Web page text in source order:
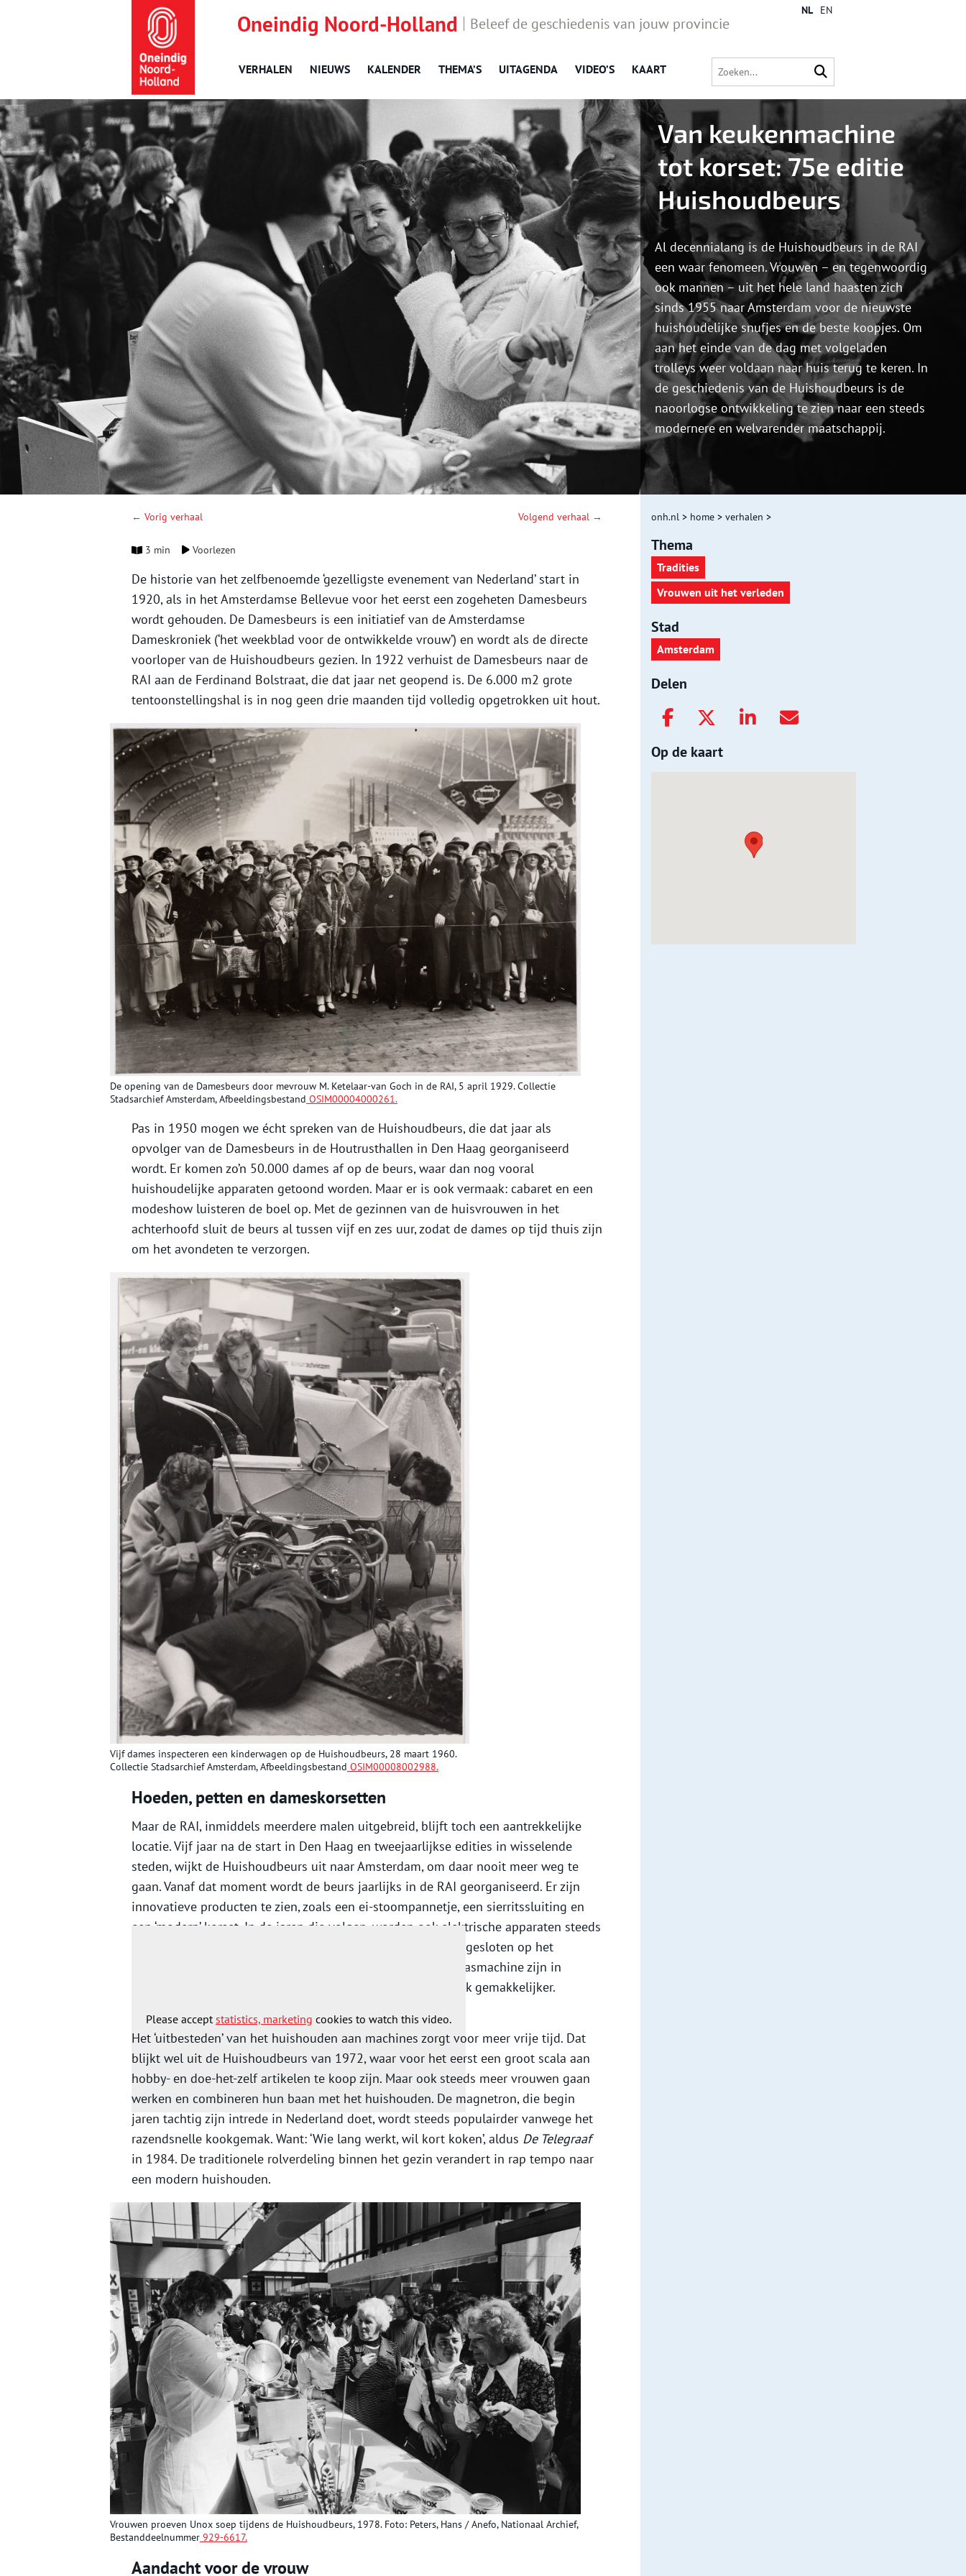
Oneindig Noord-Holland Beleef de geschiedenis van jouw provincie
VERHALEN NIEUWS KALENDER THEMA’S UITAGENDA VIDEO’S KAART
NL EN
Van keukenmachine
tot korset: 75e editie
Huishoudbeurs
Al decennialang is de Huishoudbeurs in de RAI
een waar fenomeen. Vrouwen – en tegenwoordig
ook mannen – uit het hele land haasten zich
sinds 1955 naar Amsterdam voor de nieuwste
huishoudelijke snufjes en de beste koopjes. Om
aan het einde van de dag met volgeladen
trolleys weer voldaan naar huis terug te keren. In
de geschiedenis van de Huishoudbeurs is de
naoorlogse ontwikkeling te zien naar een steeds
modernere en welvarender maatschappij.
← Vorig verhaal Volgend verhaal →
3 min Voorlezen
De historie van het zelfbenoemde ‘gezelligste evenement van Nederland’ start in
1920, als in het Amsterdamse Bellevue voor het eerst een zogeheten Damesbeurs
wordt gehouden. De Damesbeurs is een initiatief van de Amsterdamse
Dameskroniek (‘het weekblad voor de ontwikkelde vrouw’) en wordt als de directe
voorloper van de Huishoudbeurs gezien. In 1922 verhuist de Damesbeurs naar de
RAI aan de Ferdinand Bolstraat, die dat jaar net geopend is. De 6.000 m2 grote
tentoonstellingshal is in nog geen drie maanden tijd volledig opgetrokken uit hout.
De opening van de Damesbeurs door mevrouw M. Ketelaar-van Goch in de RAI, 5 april 1929. Collectie
Stadsarchief Amsterdam,Afbeeldingsbestand OSIM00004000261.
Pas in 1950 mogen we écht spreken van de Huishoudbeurs, die dat jaar als
opvolger van de Damesbeurs in de Houtrusthallen in Den Haag georganiseerd
wordt. Er komen zo’n 50.000 dames af op de beurs, waar dan nog vooral
huishoudelijke apparaten getoond worden. Maar er is ook vermaak: cabaret en een
modeshow luisteren de boel op. Met de gezinnen van de huisvrouwen in het
achterhoofd sluit de beurs al tussen vijf en zes uur, zodat de dames op tijd thuis zijn
om het avondeten te verzorgen.
Vijf dames inspecteren een kinderwagen op de Huishoudbeurs, 28 maart 1960.
Collectie Stadsarchief Amsterdam,Afbeeldingsbestand OSIM00008002988.
Hoeden, petten en dameskorsetten
Maar de RAI, inmiddels meerdere malen uitgebreid, blijft toch een aantrekkelijke
locatie. Vijf jaar na de start in Den Haag en tweejaarlijkse edities in wisselende
steden, wijkt de Huishoudbeurs uit naar Amsterdam, om daar nooit meer weg te
gaan. Vanaf dat moment wordt de beurs jaarlijks in de RAI georganiseerd. Er zijn
innovatieve producten te zien, zoals een ei-stoompannetje, een sierritssluiting en
een ‘modern’ korset. In de jaren die volgen, worden ook elektrische apparaten steeds
populairder. Het aantal Nederlandse huishoudens dat is aangesloten op het
stroomnetwerk groeit en apparaten zoals de ijskast en de wasmachine zijn in
opkomst. Ze maken het leven van veel huisvrouwen een stuk gemakkelijker.
Please acceptstatistics, marketing cookies to watch this video.
Het ‘uitbesteden’ van het huishouden aan machines zorgt voor meer vrije tijd. Dat
blijkt wel uit de Huishoudbeurs van 1972, waar voor het eerst een groot scala aan
hobby- en doe-het-zelf artikelen te koop zijn. Maar ook steeds meer vrouwen gaan
werken en combineren hun baan met het huishouden. De magnetron, die begin
jaren tachtig zijn intrede in Nederland doet, wordt steeds populairder vanwege het
razendsnelle kookgemak. Want: ‘Wie lang werkt, wil kort koken’, aldus De Telegraaf
in 1984. De traditionele rolverdeling binnen het gezin verandert in rap tempo naar
een modern huishouden.
Vrouwen proeven Unox soep tijdens de Huishoudbeurs, 1978. Foto: Peters, Hans / Anefo, Nationaal Archief,
Bestanddeelnummer 929-6617.
Aandacht voor de vrouw
onh.nl > home > verhalen >
Thema
Tradities
Vrouwen uit het verleden
Stad
Amsterdam
Delen
Op de kaart